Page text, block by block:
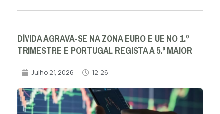
DÍVIDA AGRAVA-SE NA ZONA EURO E UE NO 1.º
TRIMESTRE E PORTUGAL REGISTA A 5.ª MAIOR
Julho 21, 2026 12:26